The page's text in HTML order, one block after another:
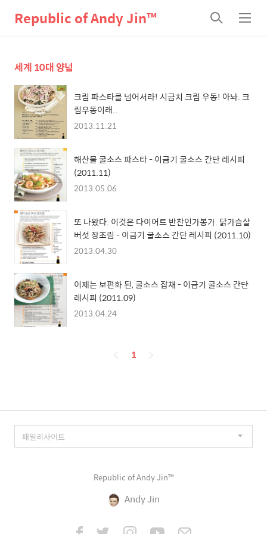
Republic of Andy Jin™
검
색
메
뉴
세계 10대 양념
크림 파스타를 넘어서라! 시금치 크림 우동! 아놔. 크
림우동이래..
2013.11.21
해산물 굴소스 파스타 - 이금기 굴소스 간단 레시피
(2011.11)
2013.05.06
또 나왔다. 이것은 다이어트 반찬인가봉가. 닭가슴살
버섯 장조림 - 이금기 굴소스 간단 레시피 (2011.10)
2013.04.30
이제는 보편화 된, 굴소스 잡채 - 이금기 굴소스 간단
레시피 (2011.09)
2013.04.24
페
1
Republic of Andy Jin™
Andy Jin